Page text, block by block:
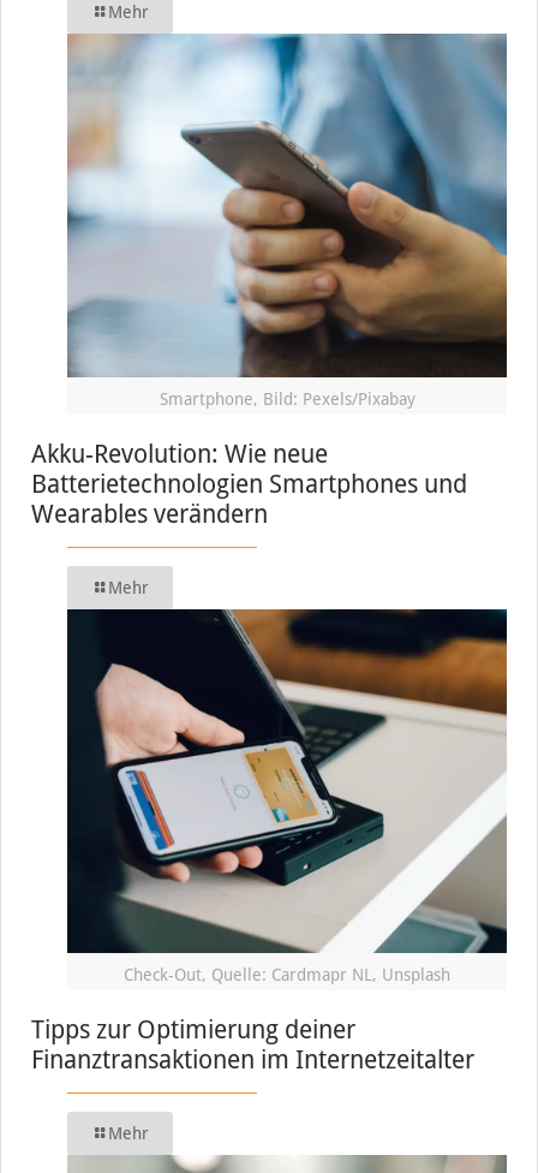
Mehr
Smartphone, Bild: Pexels/Pixabay
Akku-Revolution: Wie neue
Batterietechnologien Smartphones und
Wearables verändern
Mehr
Check-Out, Quelle: Cardmapr NL, Unsplash
Tipps zur Optimierung deiner
Finanztransaktionen im Internetzeitalter
Mehr